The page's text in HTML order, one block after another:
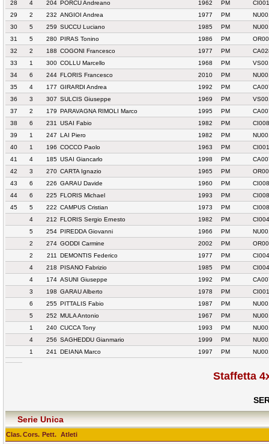
28
4 204 PORCU Andreano 1962 PM
29
2 232 ANGIOI Andrea 1977 PM
30
5 259 SUCCU Luciano 1985 PM
31
5 280 PIRAS Tonino 1986 PM
32
2 188 COGONI Francesco 1977 PM
33
1 300 COLLU Marcello 1968 PM
34
6 244 FLORIS Francesco 2010 PM
35
4 177 GIRARDI Andrea 1992 PM
36
3 307 SULCIS Giuseppe 1969 PM
37
2 179 PARAVAGNA RIMOLI Marco 1995 PM
38
6 231 USAI Fabio 1982 PM
39
1 247 LAI Piero 1982 PM
40
1 196 COCCO Paolo 1963 PM
41
4 185 USAI Giancarlo 1998 PM
42
3 270 CARTA Ignazio 1965 PM
43
6 226 GARAU Davide 1960 PM
44
6 225 FLORIS Michael 1993 PM
45
5 222 CAMPUS Cristian 1973 PM
4
212 FLORIS Sergio Ernesto 1982 PM
5
254 PIREDDA Giovanni 1966 PM
2
274 GODDI Carmine 2002 PM
2
211 DEMONTIS Federico 1977 PM
4
218 PISANO Fabrizio 1985 PM
4
174 ASUNI Giuseppe 1992 PM
3
198 GARAU Alberto 1978 PM
6
255 PITTALIS Fabio 1987 PM
5
252 MULA Antonio 1967 PM
1
240 CUCCA Tony 1993 PM
4
256 SAGHEDDU Gianmario 1999 PM
1
241 DEIANA Marco 1997 PM
Staffetta
Serie Unica
Clas.Cors. Pett. Atleti